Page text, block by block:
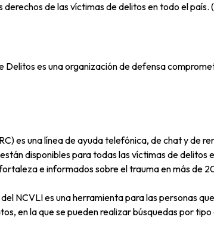
de las víctimas de delitos en todo el país.
Delitos es una organización de defensa
es una línea de ayuda telefónica, de chat y de
disponibles para todas las víctimas de delitos
e informados sobre el trauma en más de
NCVLI es una herramienta para las personas
en la que se pueden realizar búsquedas por